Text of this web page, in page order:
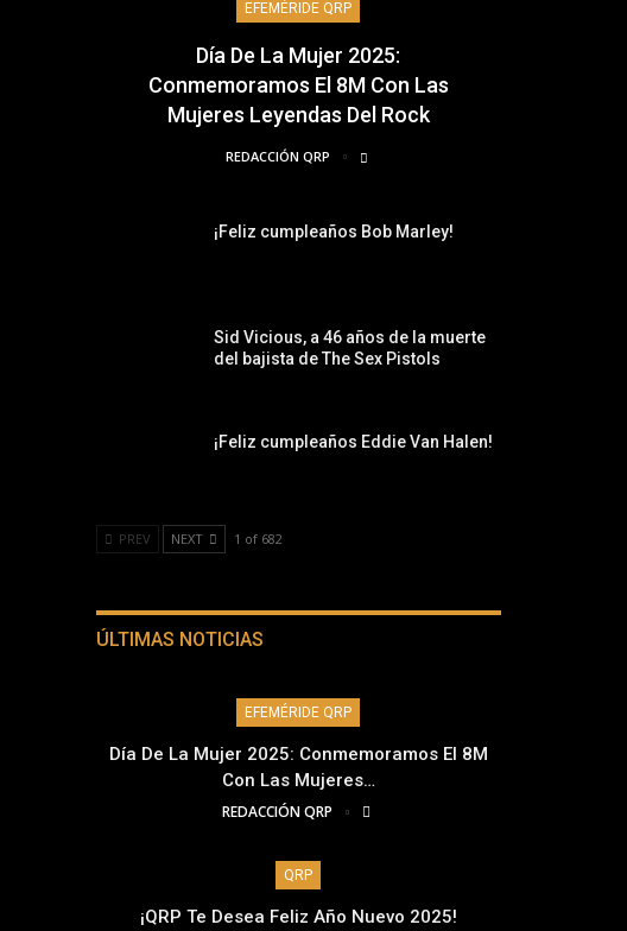
EFEMÉRIDE QRP
Día De La Mujer 2025:
Conmemoramos El 8M Con Las
Mujeres Leyendas Del Rock
REDACCIÓN QRP
¡Feliz cumpleaños Bob Marley!
Sid Vicious, a 46 años de la muerte
del bajista de The Sex Pistols
¡Feliz cumpleaños Eddie Van Halen!
PREV NEXT 1 of 682
ÚLTIMAS NOTICIAS
EFEMÉRIDE QRP
Día De La Mujer 2025: Conmemoramos El 8M
Con Las Mujeres…
REDACCIÓN QRP
QRP
¡QRP Te Desea Feliz Año Nuevo 2025!